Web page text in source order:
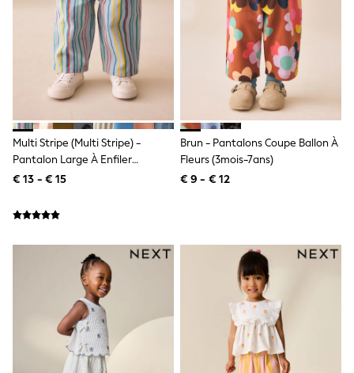
Crocs
Havaianas
Pour Moi
Rayban
Skechers
GIRLS
New In
New in from Next
New In
Trending: Top & Short Sets
Trending: Clogs
Toy Story
116 - 134cm
140 - 174cm
All Clothing
T-Shirts
Dresses
Shorts & Skirts
Coats & Jackets
Sweatshirts & Hoodies
Knitwear
Multi Stripe (Multi Stripe) -
Pantalon Large À Enfiler
(3mois7ans)
€ 13 - € 15
Brun - Pantalons Coupe Ballon À
Fleurs (3mois-7ans)
€ 9 - € 12